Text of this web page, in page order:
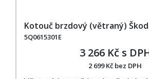
Kotouč brzdový (větraný)
5Q0615301E
3 266 Kč s
2 699 Kč bez DPH